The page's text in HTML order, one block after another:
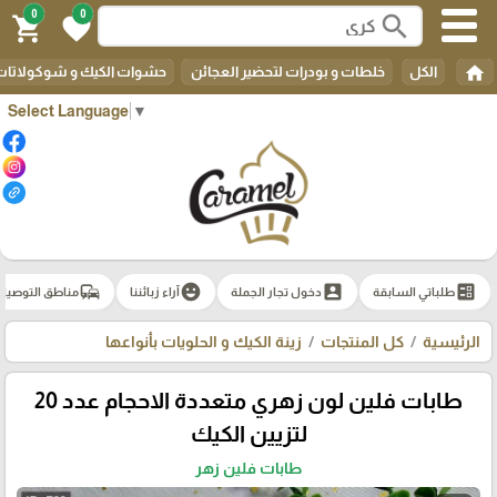
Select Language ▼
search
0
favorite
0
shopping_cart
home الكل خلطات و بودرات لتحضير العجائن حشوات الكيك و
ballotطلباتي السابقة account_box دخول تجار الجملة emoji_emotionsآراء زبائننا commuteمناطق
الرئيسية كل المنتجات زينة الكيك و الحلويات بأنواعها
طابات فلين لون زهري متعددة الاحجام عدد 20
لتزيين الكيك
طابات فلين زهر